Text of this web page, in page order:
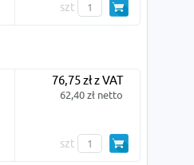
szt
76,75 zł z VAT
62,40 zł netto
szt